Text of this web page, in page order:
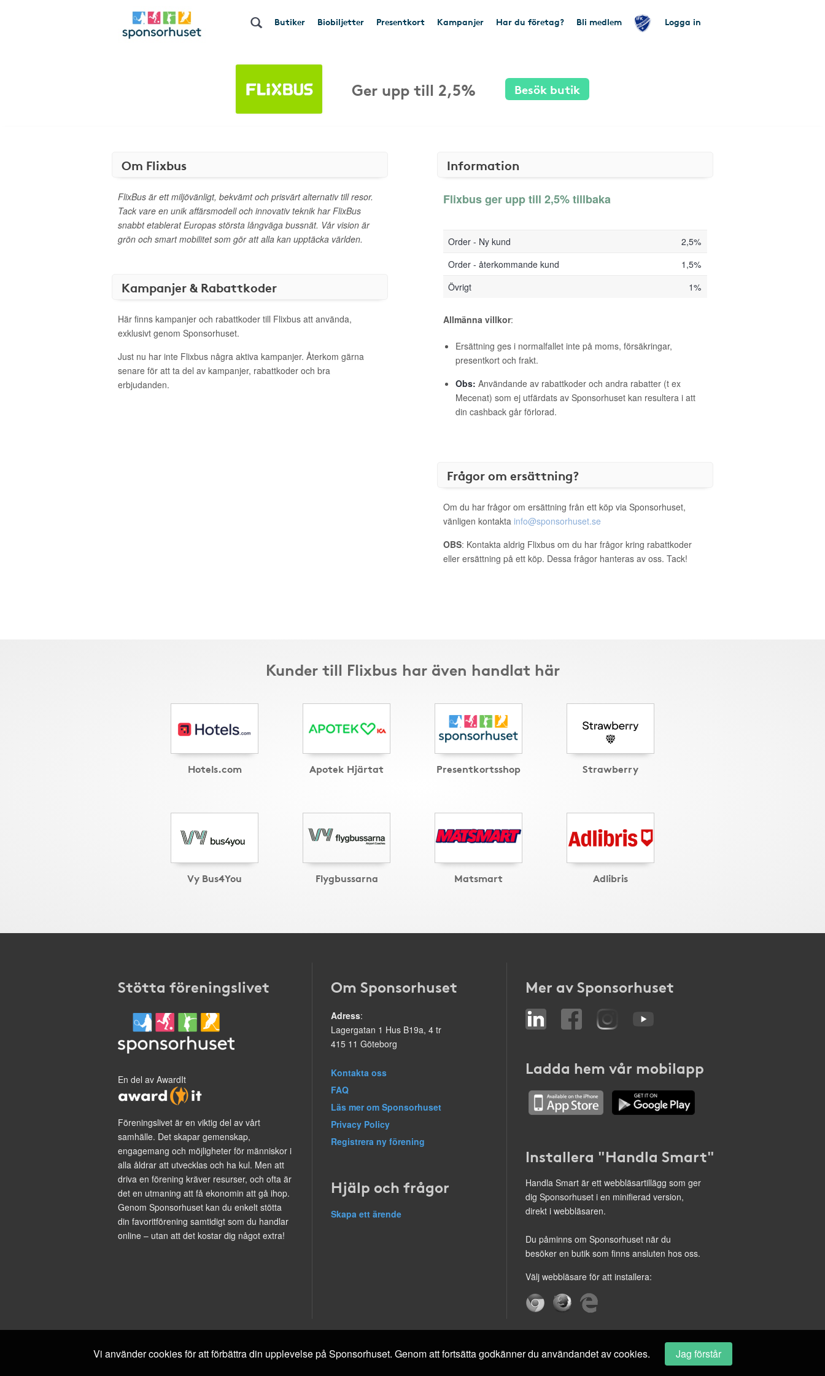
Butiker Biobiljetter Presentkort Kampanjer Har du företag? Bli medlem Logga in
Ger upp till 2,5% Besök butik
Om Flixbus
FlixBus är ett miljövänligt, bekvämt och prisvärt alternativ till resor.
Tack vare en unik affärsmodell och innovativ teknik har FlixBus
snabbt etablerat Europas största långväga bussnät. Vår vision är
grön och smart mobilitet som gör att alla kan upptäcka världen.
Kampanjer & Rabattkoder
Här finns kampanjer och rabattkoder till Flixbus att använda,
exklusivt genom Sponsorhuset.
Just nu har inte Flixbus några aktiva kampanjer. Återkom gärna
senare för att ta del av kampanjer, rabattkoder och bra
erbjudanden.
Information
Flixbus ger upp till 2,5% tillbaka
Order - Ny kund
2,5%
Order - återkommande kund
1,5%
Övrigt
1%
Allmänna villkor:
Ersättning ges i normalfallet inte på moms, försäkringar,
presentkort och frakt.
Obs: Användande av rabattkoder och andra rabatter (t ex
Mecenat) som ej utfärdats av Sponsorhuset kan resultera i att
din cashback går förlorad.
Frågor om ersättning?
Om du har frågor om ersättning från ett köp via Sponsorhuset,
vänligen kontakta info@sponsorhuset.se
OBS: Kontakta aldrig Flixbus om du har frågor kring rabattkoder
eller ersättning på ett köp. Dessa frågor hanteras av oss. Tack!
Kunder till Flixbus har även handlat här
Hotels.com Apotek Hjärtat Presentkortsshop Strawberry
Vy Bus4You Flygbussarna Matsmart Adlibris
Stötta föreningslivet
En del av AwardIt
Föreningslivet är en viktig del av vårt
samhälle. Det skapar gemenskap,
engagemang och möjligheter för människor i
alla åldrar att utvecklas och ha kul. Men att
driva en förening kräver resurser, och ofta är
det en utmaning att få ekonomin att gå ihop.
Genom Sponsorhuset kan du enkelt stötta
din favoritförening samtidigt som du handlar
online – utan att det kostar dig något extra!
Om Sponsorhuset
Adress:
Lagergatan 1 Hus B19a, 4 tr
415 11 Göteborg
Kontakta oss
FAQ
Läs mer om Sponsorhuset
Privacy Policy
Registrera ny förening
Hjälp och frågor
Skapa ett ärende
Mer av Sponsorhuset
Ladda hem vår mobilapp
Installera "Handla Smart"
Handla Smart är ett webbläsartillägg som ger
dig Sponsorhuset i en minifierad version,
direkt i webbläsaren.
Du påminns om Sponsorhuset när du
besöker en butik som finns ansluten hos oss.
Välj webbläsare för att installera:
Vi använder cookies för att förbättra din upplevelse på Sponsorhuset. Genom att fortsätta godkänner du användandet av cookies. Jag förstår